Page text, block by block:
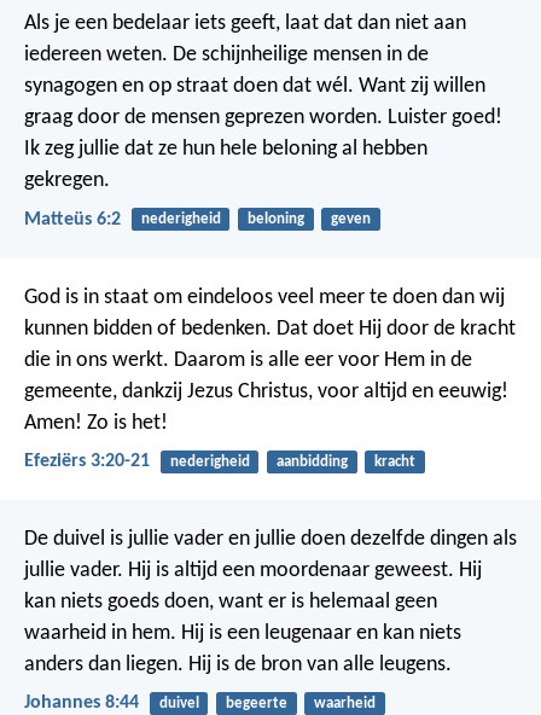
Als je een bedelaar iets geeft, laat dat dan niet aan
iedereen weten. De schijnheilige mensen in de
synagogen en op straat doen dat wél. Want zij willen
graag door de mensen geprezen worden. Luister goed!
Ik zeg jullie dat ze hun hele beloning al hebben
gekregen.
Matteüs 6:2 nederigheid beloning geven
God is in staat om eindeloos veel meer te doen dan wij
kunnen bidden of bedenken. Dat doet Hij door de kracht
die in ons werkt. Daarom is alle eer voor Hem in de
gemeente, dankzij Jezus Christus, voor altijd en eeuwig!
Amen! Zo is het!
Efeziërs 3:20-21 nederigheid aanbidding kracht
De duivel is jullie vader en jullie doen dezelfde dingen als
jullie vader. Hij is altijd een moordenaar geweest. Hij
kan niets goeds doen, want er is helemaal geen
waarheid in hem. Hij is een leugenaar en kan niets
anders dan liegen. Hij is de bron van alle leugens.
Johannes 8:44 duivel begeerte waarheid